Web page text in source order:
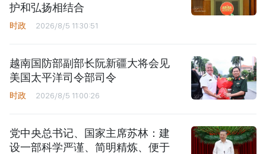
护和弘扬相结合
时政 2026/8/5 11:30:51
越南国防部副部长阮新疆大将会见
美国太平洋司令部司令
时政 2026/8/5 11:00:26
党中央总书记、国家主席苏林：建
设一部科学严谨、简明精炼、便于